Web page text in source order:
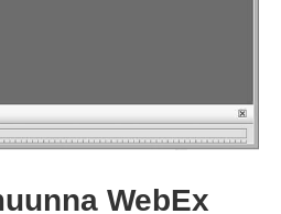
WebEx